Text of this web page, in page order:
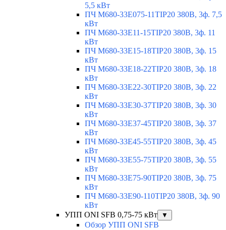
5,5 кВт
ПЧ M680-33E075-11TIP20 380В, 3ф. 7,5
кВт
ПЧ M680-33E11-15TIP20 380В, 3ф. 11
кВт
ПЧ M680-33E15-18TIP20 380В, 3ф. 15
кВт
ПЧ M680-33E18-22TIP20 380В, 3ф. 18
кВт
ПЧ M680-33E22-30TIP20 380В, 3ф. 22
кВт
ПЧ M680-33E30-37TIP20 380В, 3ф. 30
кВт
ПЧ M680-33E37-45TIP20 380В, 3ф. 37
кВт
ПЧ M680-33E45-55TIP20 380В, 3ф. 45
кВт
ПЧ M680-33E55-75TIP20 380В, 3ф. 55
кВт
ПЧ M680-33E75-90TIP20 380В, 3ф. 75
кВт
ПЧ M680-33E90-110TIP20 380В, 3ф. 90
кВт
УПП ONI SFB 0,75-75 кВт
▼
Обзор УПП ONI SFB